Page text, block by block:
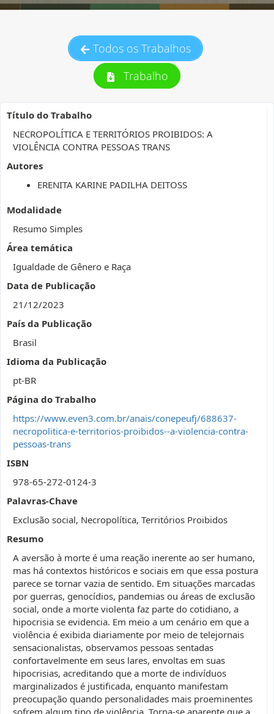
Todos os Trabalhos
Trabalho
Título do Trabalho
NECROPOLÍTICA E TERRITÓRIOS PROIBIDOS: A
VIOLÊNCIA CONTRA PESSOAS TRANS
Autores
ERENITA KARINE PADILHA DEITOSS
Modalidade
Resumo Simples
Área temática
Igualdade de Gênero e Raça
Data de Publicação
21/12/2023
País da Publicação
Brasil
Idioma da Publicação
pt-BR
Página do Trabalho
https://www.even3.com.br/anais/conepeufj/688637-
necropolitica-e-territorios-proibidos--a-violencia-contra-
pessoas-trans
ISBN
978-65-272-0124-3
Palavras-Chave
Exclusão social, Necropolítica, Territórios Proibidos
Resumo
A aversão à morte é uma reação inerente ao ser humano,
mas há contextos históricos e sociais em que essa postura
parece se tornar vazia de sentido. Em situações marcadas
por guerras, genocídios, pandemias ou áreas de exclusão
social, onde a morte violenta faz parte do cotidiano, a
hipocrisia se evidencia. Em meio a um cenário em que a
violência é exibida diariamente por meio de telejornais
sensacionalistas, observamos pessoas sentadas
confortavelmente em seus lares, envoltas em suas
hipocrisias, acreditando que a morte de indivíduos
marginalizados é justificada, enquanto manifestam
preocupação quando personalidades mais proeminentes
sofrem algum tipo de violência. Torna-se aparente que a